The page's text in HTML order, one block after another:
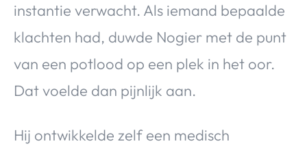
instantie verwacht. Als iemand bepaalde
klachten had, duwde Nogier met de punt
van een potlood op een plek in het oor.
Dat voelde dan pijnlijk aan.
Hij ontwikkelde zelf een medisch